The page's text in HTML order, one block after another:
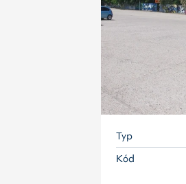
Typ
Kód